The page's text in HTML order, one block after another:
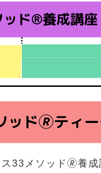
33メソッド🄬養成